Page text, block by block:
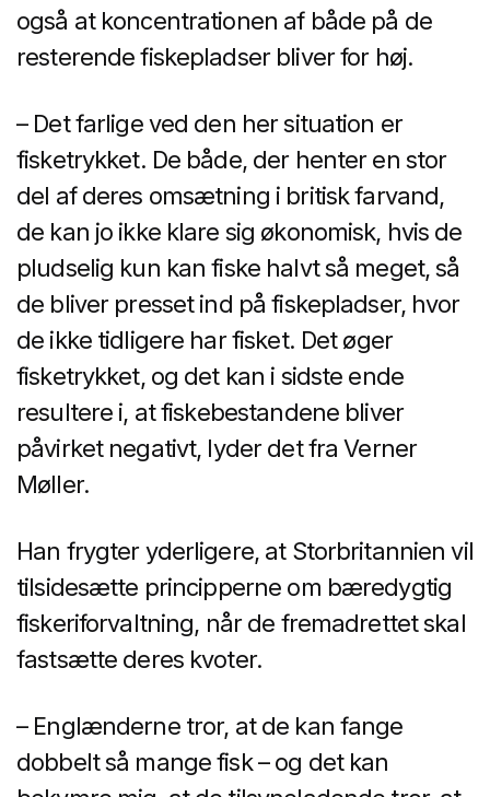
også at koncentrationen af både på de
resterende fiskepladser bliver for høj.
– Det farlige ved den her situation er
fisketrykket. De både, der henter en stor
del af deres omsætning i britisk farvand,
de kan jo ikke klare sig økonomisk, hvis de
pludselig kun kan fiske halvt så meget, så
de bliver presset ind på fiskepladser, hvor
de ikke tidligere har fisket. Det øger
fisketrykket, og det kan i sidste ende
resultere i, at fiskebestandene bliver
påvirket negativt, lyder det fra Verner
Møller.
Han frygter yderligere, at Storbritannien vil
tilsidesætte principperne om bæredygtig
fiskeriforvaltning, når de fremadrettet skal
fastsætte deres kvoter.
– Englænderne tror, at de kan fange
dobbelt så mange fisk – og det kan